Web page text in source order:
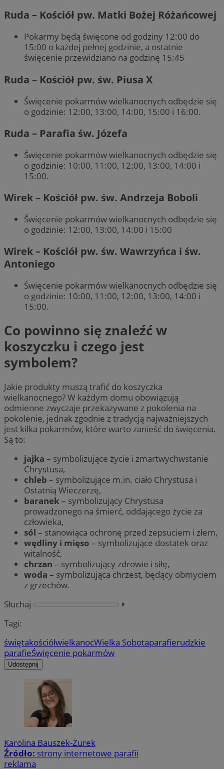
Ruda – Kościół pw. Matki Bożej Różańcowej
Pokarmy będą święcone od godziny 12:00 do
15:00 o każdej pełnej godzinie, a ostatnie
święcenie przewidziano na godzinę 15:45
Ruda – Kościół pw. św. Piusa X
Święcenie pokarmów wielkanocnych odbędzie się
o godzinie: 12:00, 13:00, 14:00, 15:00 i 16:00.
Ruda – Parafia św. Józefa
Święcenie pokarmów wielkanocnych odbędzie się
o godzinie: 10:00, 11:00, 12:00, 13:00, 14:00 i
15:00.
Wirek – Kościół pw. św. Andrzeja Boboli
Święcenie pokarmów wielkanocnych odbędzie się
o godzinie: 12:00, 13:00, 14:00 i 15:00
Wirek – Kościół pw. św. Wawrzyńca i św.
Antoniego
Święcenie pokarmów wielkanocnych odbędzie się
o godzinie: 10:00, 11:00, 12:00, 13:00, 14:00 i
15:00.
Co powinno się znaleźć w
koszyczku i czego jest
symbolem?
Jakie produkty muszą trafić do koszyczka
wielkanocnego? W każdym domu obowiązują
odmienne zwyczaje przekazywane z pokolenia na
pokolenie, jednak zgodnie z tradycją najważniejszych
jest kilka pokarmów, które warto zanieść do święcenia.
Są to:
jajka – symbolizujące życie i zmartwychwstanie
Chrystusa,
chleb – symbolizujące m.in. ciało Chrystusa i
Ostatnią Wieczerzę,
baranek – symbolizujący Chrystusa
prowadzonego na śmierć, oddającego życie za
człowieka,
sól – stanowiąca ochronę przed zepsuciem i złem,
wędliny i mięso – symbolizujące dostatek oraz
witalność,
chrzan – symbolizujący zdrowie i siłę,
woda – symbolizująca chrzest, będący obmyciem
z grzechów.
Słuchaj
⏵︎
Tagi:
świętakościółwielkanocWielka Sobotaparafierudzkie
parafieŚwięcenie pokarmów
Udostępnij
Karolina Bauszek-Żurek
Źródło: strony internetowe parafii
reklama